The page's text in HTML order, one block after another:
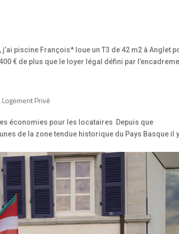
piscine François* loue un T3 de 42 m2 à Anglet
€ de plus que le loyer légal défini par
Logement Privé
économies pour les locataires Depuis que
de la zone tendue historique du Pays Basque il